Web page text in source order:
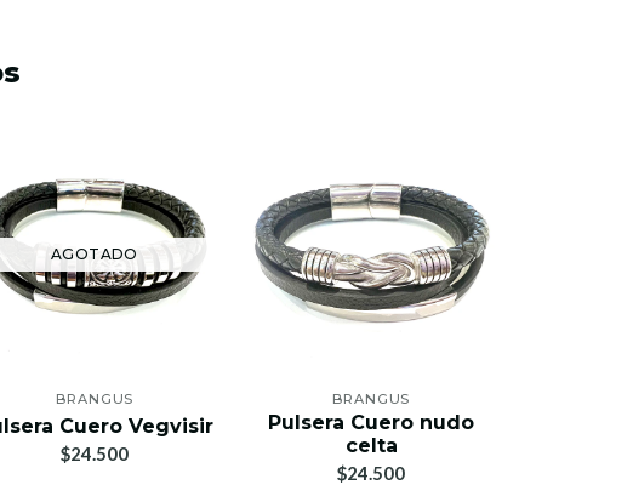
AGOTADO
BRANGUS
Cuero Vegvisir
$24.500
BRANGUS
Pulsera Cuero nudo
celta
$24.500